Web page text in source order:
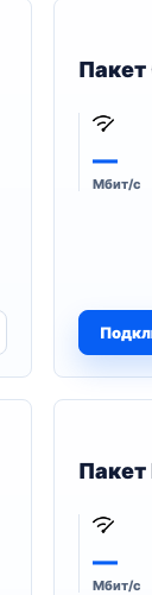
Пакет
—
Мбит/с
Пакет
—
Мбит/с